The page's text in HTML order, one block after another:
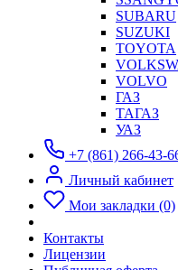
SUBARU
SUZUKI
TOYOTA
VOLVO
ГАЗ
ТАГАЗ
УАЗ
+7 (861) 266-43-
Личный кабинет
Мои закладки (0)
Контакты
Лицензии